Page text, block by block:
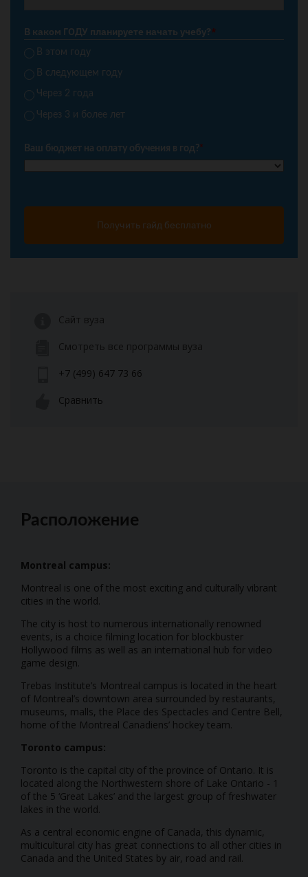
В каком ГОДУ планируете начать учебу?*
В этом году
В следующем году
Через 2 года
Через 3 и более лет
Ваш бюджет на оплату обучения в год?*
Получить гайд бесплатно
Сайт вуза
Смотреть все программы вуза
+7 (499) 647 73 66
Сравнить
Расположение
Montreal campus:
Montreal is one of the most exciting and culturally vibrant
cities in the world.
The city is host to numerous internationally renowned
events, is a choice filming location for blockbuster
Hollywood films as well as an international hub for video
game design.
Trebas Institute’s Montreal campus is located in the heart
of Montreal’s downtown area surrounded by restaurants,
museums, malls, the Place des Spectacles and Centre Bell,
home of the Montreal Canadiens’ hockey team.
Toronto campus:
Toronto is the capital city of the province of Ontario. It is
located along the Northwestern shore of Lake Ontario - 1
of the 5 ‘Great Lakes’ and the largest group of freshwater
lakes in the world.
As a central economic engine of Canada, this dynamic,
multicultural city has great connections to all other cities in
Canada and the United States by air, road and rail.